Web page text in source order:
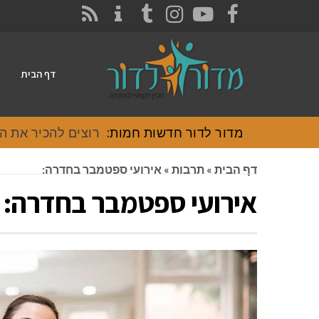
FACEBOOK
YOUTUBE
INSTAGRAM
TUMBLR
דף הבית
מדור לדור חדשות חמות: רוצים להכיר את
דף הבית » תרבות » אירועי ספטמבר בחדרה:
אירועי ספטמבר בחדרה: